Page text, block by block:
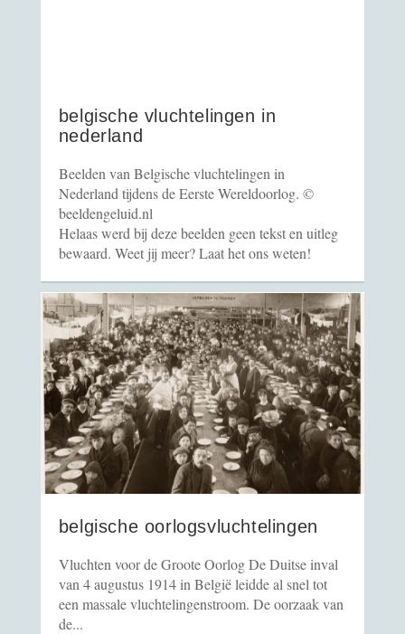
belgische vluchtelingen in
nederland
Beelden van Belgische vluchtelingen in
Nederland tijdens de Eerste Wereldoorlog. ©
beeldengeluid.nl
Helaas werd bij deze beelden geen tekst en uitleg
bewaard. Weet jij meer? Laat het ons weten!
belgische oorlogsvluchtelingen
Vluchten voor de Groote Oorlog De Duitse inval
van 4 augustus 1914 in België leidde al snel tot
een massale vluchtelingenstroom. De oorzaak van
de...